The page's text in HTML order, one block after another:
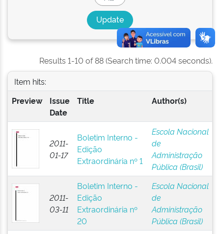
Results 1-10 of 88 (Search time: 0.004 seconds).
Item hits:
Preview
Issue
Date
Title Author(s)
2011-
01-17
Boletim Interno -
Edição
Extraordinária nº 1
Escola Nacional
de
Administração
Pública (Brasil)
2011-
03-11
Boletim Interno -
Edição
Extraordinária nº
20
Escola Nacional
de
Administração
Pública (Brasil)